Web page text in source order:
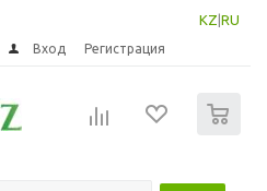
KZ RU
Вход Регистрация